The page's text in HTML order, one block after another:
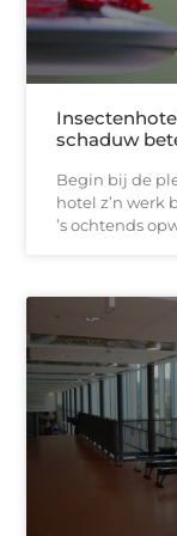
schaduw
Begin bij de
hotel z’n werk
’s ochtends